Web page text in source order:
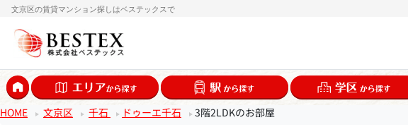
文京区の賃貸マンション探しはベステックスで
HOME 文京区 千石 ドゥーエ千石 3階2LDKのお部屋